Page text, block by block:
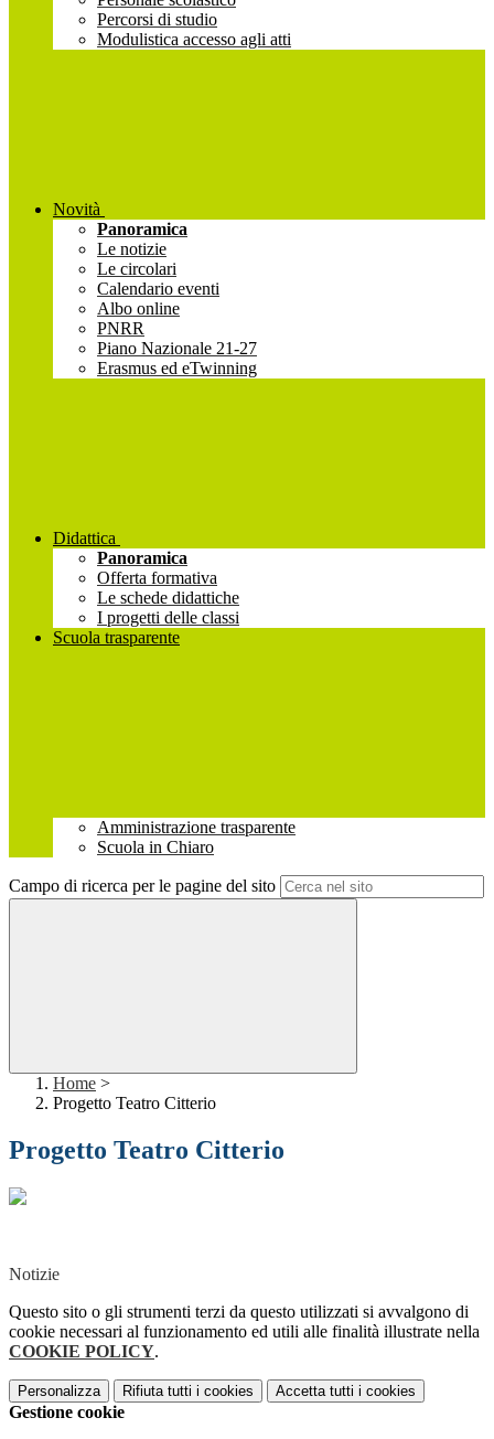
Percorsi di studio
Modulistica accesso agli atti
Novità
Panoramica
Le notizie
Le circolari
Calendario eventi
Albo online
PNRR
Piano Nazionale 21-27
Erasmus ed eTwinning
Didattica
Panoramica
Offerta formativa
Le schede didattiche
I progetti delle classi
Scuola trasparente
Amministrazione trasparente
Scuola in Chiaro
Campo di ricerca per le pagine del sito
Home >
Progetto Teatro Citterio
Progetto Teatro Citterio
Notizie
Questo sito o gli strumenti terzi da questo utilizzati si avvalgono di
cookie necessari al funzionamento ed utili alle finalità illustrate nella
COOKIE POLICY.
Personalizza Rifiuta tutti i cookies Accetta tutti i cookies
Gestione cookie